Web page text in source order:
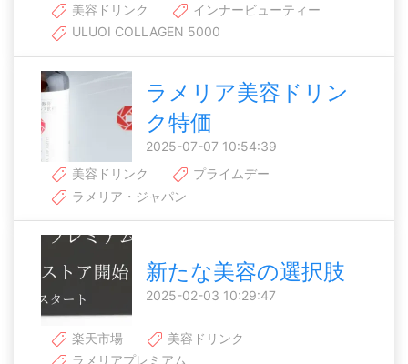
美容ドリンク
インナービューティー
ULUOI COLLAGEN 5000
ラメリア美容ドリン
ク特価
2025-07-07 10:54:39
美容ドリンク
プライムデー
ラメリア・ジャパン
新たな美容の選択肢
2025-02-03 10:29:47
楽天市場
美容ドリンク
ラメリアプレミアム